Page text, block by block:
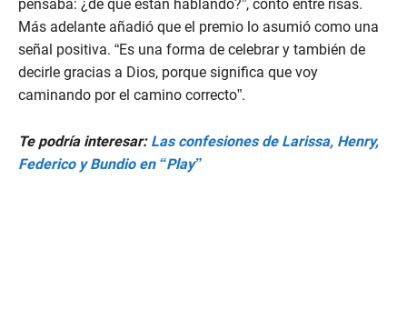
pensaba: ¿de qué están hablando?”, contó entre risas.
Más adelante añadió que el premio lo asumió como una
señal positiva. “Es una forma de celebrar y también de
decirle gracias a Dios, porque significa que voy
caminando por el camino correcto”.
Te podría interesar: Las confesiones de Larissa, Henry,
Federico y Bundio en “Play”